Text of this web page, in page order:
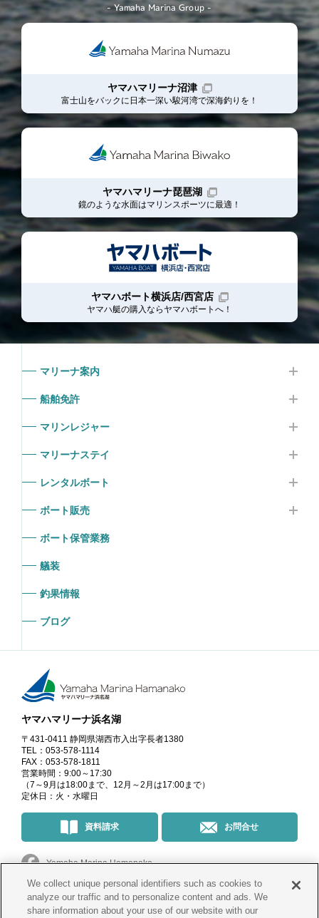
- Yamaha Marina Group -
ヤマハマリーナ沼津
富士山をバックに日本一深い駿河湾で深海釣りを！
ヤマハマリーナ琵琶湖
鏡のような水面はマリンスポーツに最適！
ヤマハボート横浜店/西宮店
ヤマハ艇の購入ならヤマハボート へ！
マリーナ案内
船舶免許
マリンレジャー
マリーナステイ
レンタルボート
ボート販売
ボート保管業務
艤装
釣果情報
ブログ
ヤマハマリーナ浜名湖
〒431-0411 静岡県湖西市入出字長者1380
TEL：053-578-1114
FAX：053-578-1811
営業時間：9:00～17:30
（7～9月は18:00まで、12月～2月は17:00まで）
定休日：火・水曜日
資料請求 お問合せ
Yamaha Marina Hamanako
マリーナ・イベント情報＠yamahamarinahamanako
We collect unique personal identifiers such as cookies to
analyze our traffic and to personalize content and ads. We
share information about your use of our website with our